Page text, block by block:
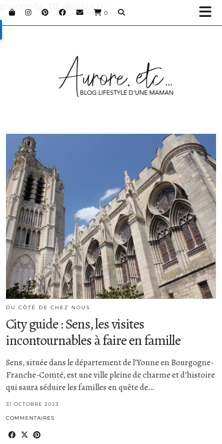
0
gtag('config', 'UA-68614623-1');
DU CÔTÉ DE CHEZ NOUS
City guide : Sens, les visites
incontournables à faire en famille
Sens, située dans le département de l’Yonne en Bourgogne-
Franche-Comté, est une ville pleine de charme et d’histoire
qui saura séduire les familles en quête de…
31 OCTOBRE 2023
COMMENTAIRES